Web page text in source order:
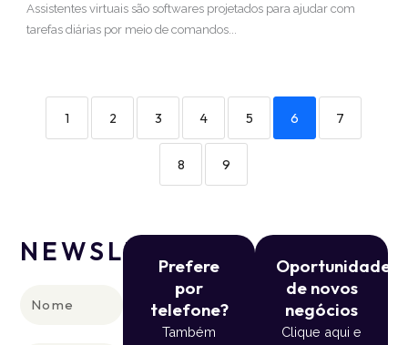
Assistentes virtuais são softwares projetados para ajudar com
tarefas diárias por meio de comandos...
1 2 3 4 5 6 7
8 9
NEWSLETTER
Prefere
por
telefone?
Também
Oportunidade
de novos
negócios
Clique aqui e